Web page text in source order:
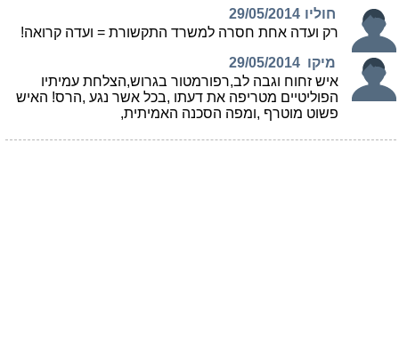
חוליו 29/05/2014
רק ועדה אחת חסרה למשרד התקשורת = ועדה קרואה!
מיקו 29/05/2014
איש זחוח וגבה לב,רפורמטור בגרוש,הצלחת עמיתיו
הפוליטיים מטריפה את דעתו ,בכל אשר נגע ,הרס! האיש
פשוט מוטרף ,ומפה הסכנה האמיתית,